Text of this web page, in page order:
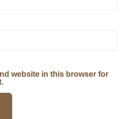
website in this browser for